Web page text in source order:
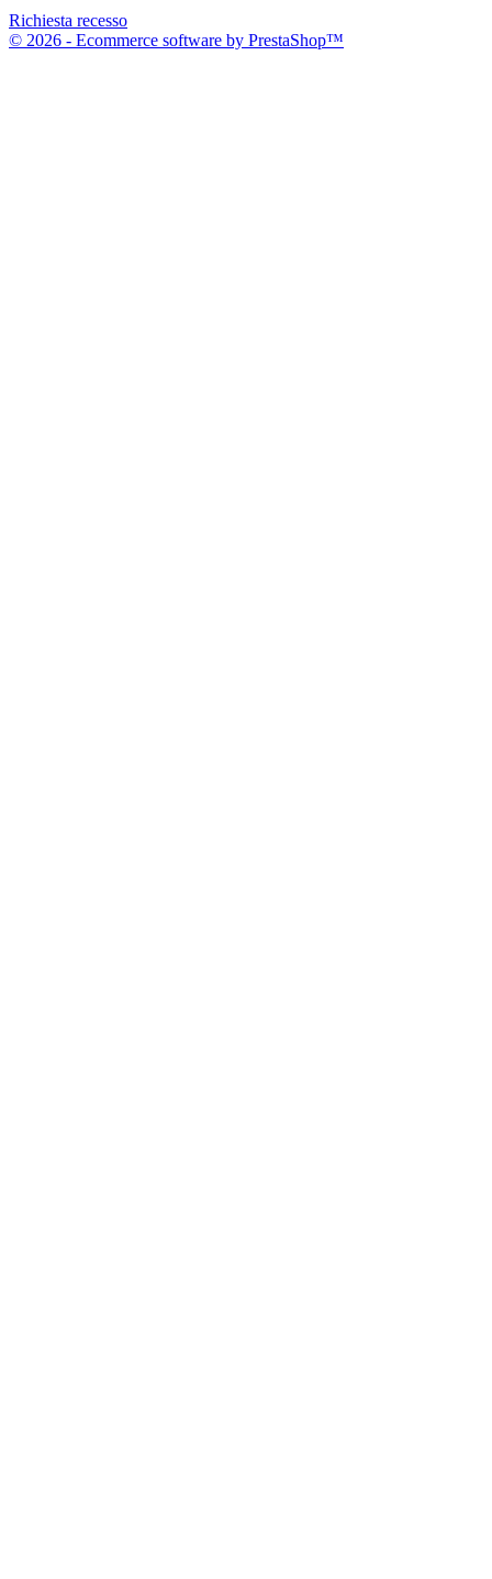
Richiesta recesso
© 2026 - Ecommerce software by PrestaShop™